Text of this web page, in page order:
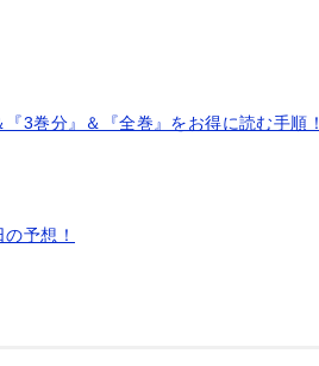
3巻分』＆『全巻』をお得に読む手順！
予想！